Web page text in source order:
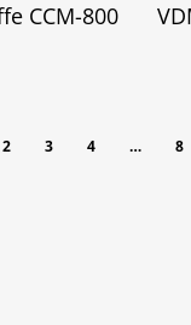
CCM-800
2 3 4 … 8